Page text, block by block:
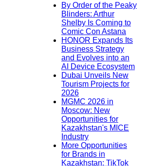
By Order of the Peaky
Blinders: Arthur
Shelby Is Coming to
Comic Con Astana
HONOR Expands Its
Business Strategy
and Evolves into an
AI Device Ecosystem
Dubai Unveils New
Tourism Projects for
2026
MGMC 2026 in
Moscow: New
Opportunities for
Kazakhstan's MICE
Industry
More Opportunities
for Brands in
Kazakhstan: TikTok